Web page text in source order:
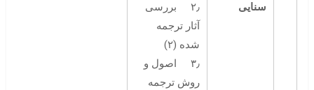
سنایی
۲٫ بررسی
آثار ترجمه
شده (۲)
۳٫ اصول و
روش ترجمه